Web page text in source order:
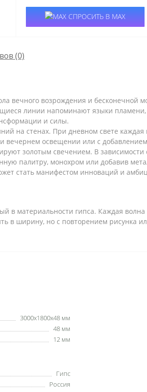
СПРОСИТЬ В MAX
(0)
вечного возрождения и
линии напоминают языки
и силы.
на стенах. При дневном свете
освещении или с
золотым свечением. В
палитру, монохром или добавив
стать манифестом инноваций и
в материальности гипса. Каждая
в ширину, но с повторением рисунка
3000x1800x48 мм
48 мм
12 мм
Гипс
Россия